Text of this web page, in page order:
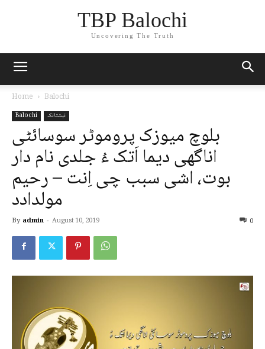
TBP Balochi
Uncovering The Truth
Home Balochi
Balochi نبشتانک
بلوچ میوزک پروموٹر سوسائٹی
اناگھی دیما اَتک ءُ جلدی نام دار
بوت، اشی سبب چی اِنت – رحیم
مولدادد
By admin - August 10, 2019 0